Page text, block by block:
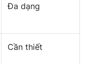
Đa dạng
Cần thiết